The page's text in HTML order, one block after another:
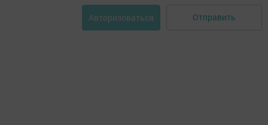
Авторизоваться Отправить